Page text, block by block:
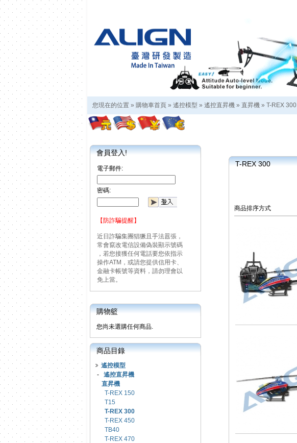
您現在的位置 » 購物車首頁 » 遙控模型 » 遙控直昇機 » 直昇機 » T-REX 300
會員登入!
電子郵件:
密碼:
【防詐騙提醒】
近日詐騙集團猖獗且手法囂張，
常會竄改電信設備偽裝顯示號碼
，若您接獲任何電話要您依指示
操作ATM，或請您提供信用卡、
金融卡帳號等資料，請勿理會以
免上當。
購物籃
您尚未選購任何商品.
商品目錄
遙控模型
- 遙控直昇機
直昇機
T-REX 150
T15
T-REX 300
T-REX 450
TB40
T-REX 470
T-REX 300
商品排序方式